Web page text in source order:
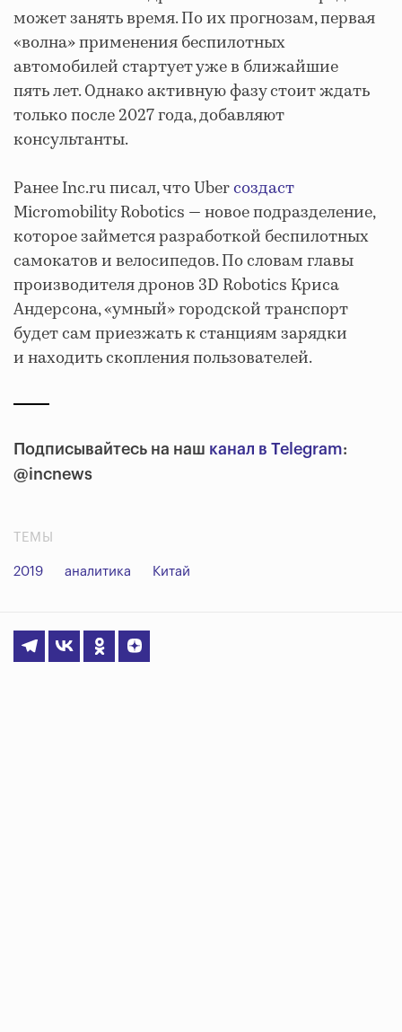
может занять время. По их прогнозам, первая
«волна» применения беспилотных
автомобилей стартует уже в ближайшие
пять лет. Однако активную фазу стоит ждать
только после 2027 года, добавляют
консультанты.
Ранее Inc.ru писал, что Uberсоздаст
Micromobility Robotics — новое подразделение,
которое займется разработкой беспилотных
самокатов и велосипедов. По словам главы
производителя дронов 3D Robotics Криса
Андерсона, «умный» городской транспорт
будет сам приезжать к станциям зарядки
и находить скопления пользователей.
Подписывайтесь на наш канал в Telegram:
@incnews
ТЕМЫ
2019 аналитика Китай